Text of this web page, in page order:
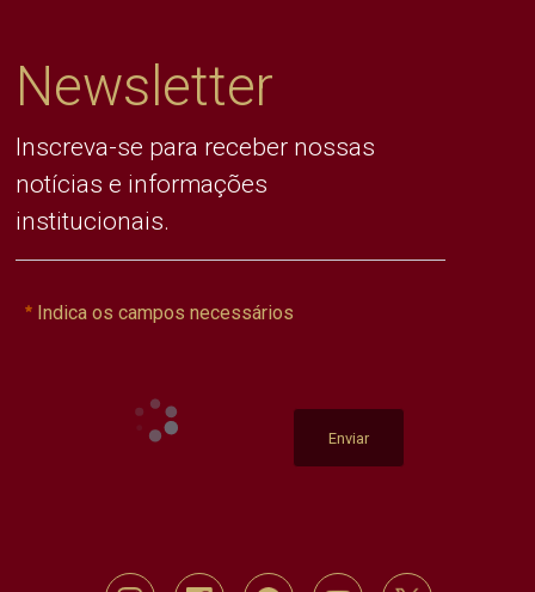
Newsletter
Inscreva-se para receber nossas
notícias e informações
institucionais.
Indica os campos necessários
Enviar